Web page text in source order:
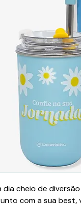
dia cheio de
com a sua best,